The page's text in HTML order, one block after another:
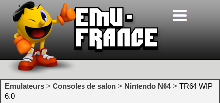
Emulateurs > Consoles de salon > Nintendo N64> TR64 WIP
6.0